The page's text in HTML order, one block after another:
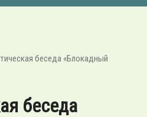
беседа «Блокадный
беседа